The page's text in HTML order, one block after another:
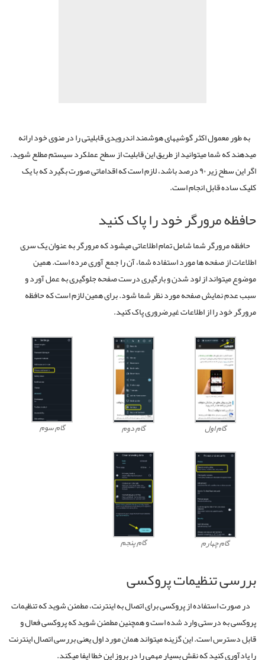
به طور معمول اکثر گوشیهای هوشمند اندرویدی قابلیتی را در منوی خود ارائه
میدهند که شما میتوانید از طریق این قابلیت از سطح عملکرد سیستم مطلع شوید.
اگر این سطح زیر ۹۰ درصد باشد، لازم است که اقداماتی صورت بگیرد که با یک
کلیک ساده قابل انجام است.
حافظه مرورگر خود را پاک کنید
حافظه مرورگر شما شامل تمام اطلاعاتی میشود که مرورگر به عنوان یک سری
اطلاعات از صفحه ها مورد استفاده شما، آن را جمع آوری مرده است. همین
موضوع میتواند از لود شدن و بارگیری درست صفحه جلوگیری به عمل آورد و
سبب عدم نمایش صفحه مورد نظر شما شود. برای همین لازم است که حافظه
مرورگر خود را از اطلاعات غیرضروری پاک کنید.
گام اول گام دوم گام سوم
گام چهارم گام پنجم
بررسی تنظیمات پروکسی
در صورت استفاده از پروکسی برای اتصال به اینترنت، مطمئن شوید که تنظیمات
پروکسی به درستی وارد شده است و همچنین مطمئن شوید که پروکسی فعال و
قابل دسترس است. این گزینه میتواند همان مورد اول یعنی بررسی اتصال اینترنت
را یادآوری کنید که نقش بسیار مهمی را در بروز این خطا ایفا میکند.